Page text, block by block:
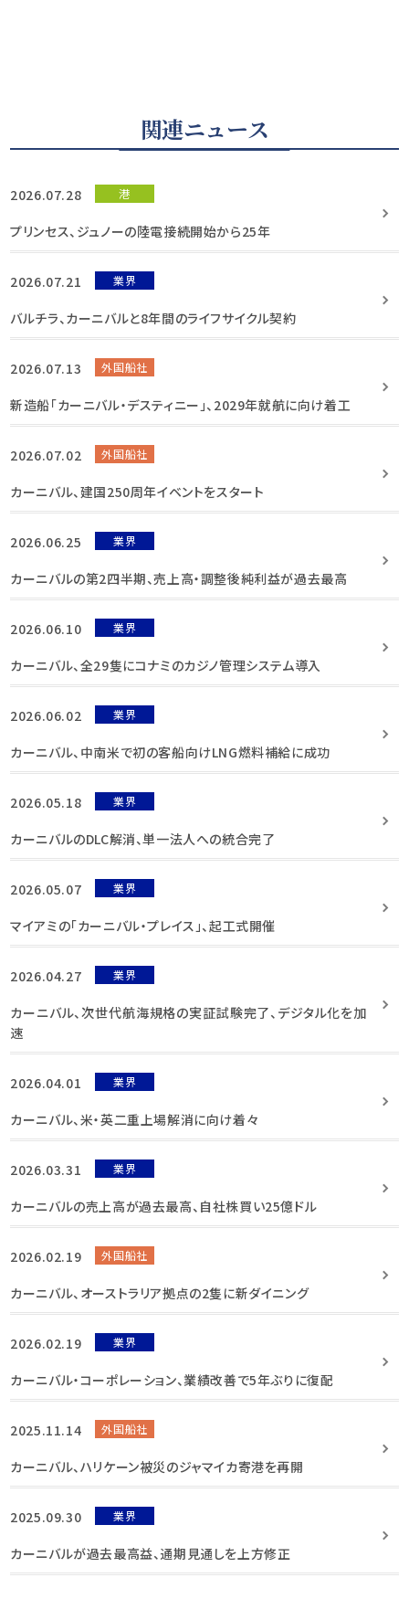
関連ニュース
2026.07.28 港
プリンセス、ジュノーの陸電接続開始から25年
2026.07.21 業界
バルチラ、カーニバルと8年間のライフサイクル契約
2026.07.13 外国船社
新造船「カーニバル・デスティニー」、2029年就航に向け着工
2026.07.02 外国船社
カーニバル、建国250周年イベントをスタート
2026.06.25 業界
カーニバルの第2四半期、売上高・調整後純利益が過去最高
2026.06.10 業界
カーニバル、全29隻にコナミのカジノ管理システム導入
2026.06.02 業界
カーニバル、中南米で初の客船向けLNG燃料補給に成功
2026.05.18 業界
カーニバルのDLC解消、単一法人への統合完了
2026.05.07 業界
マイアミの「カーニバル・プレイス」、起工式開催
2026.04.27 業界
カーニバル、次世代航海規格の実証試験完了、デジタル化を加
速
2026.04.01 業界
カーニバル、米・英二重上場解消に向け着々
2026.03.31 業界
カーニバルの売上高が過去最高、自社株買い25億ドル
2026.02.19 外国船社
カーニバル、オーストラリア拠点の2隻に新ダイニング
2026.02.19 業界
カーニバル・コーポレーション、業績改善で5年ぶりに復配
2025.11.14 外国船社
カーニバル、ハリケーン被災のジャマイカ寄港を再開
2025.09.30 業界
カーニバルが過去最高益、通期見通しを上方修正